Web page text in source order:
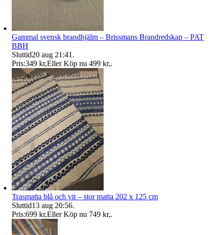
Gammal svensk brandhjälm – Brissmans Brandredskap – PAT
BBH
Sluttid20 aug 21:41 .
Pris:349 kr,Eller Köp nu 499 kr,.
Trasmatta blå och vit – stor matta 202 x 125 cm
Sluttid13 aug 20:56.
Pris:699 kr,Eller Köp nu 749 kr,.